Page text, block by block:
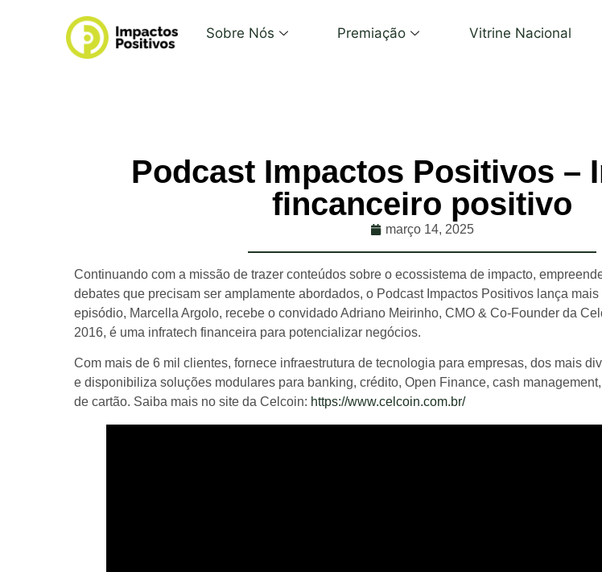
Sobre Nós Premiação Vitrine Nacional
Podcast Impactos Positivos –
fincanceiro positivo
março 14, 2025
Continuando com a missão de trazer conteúdos sobre o ecossistema de impacto,
debates que precisam ser amplamente abordados, o Podcast Impactos Positivos lança
episódio, Marcella Argolo, recebe o convidado Adriano Meirinho, CMO & Co-Founder da
2016, é uma infratech financeira para potencializar negócios.
Com mais de 6 mil clientes, fornece infraestrutura de tecnologia para empresas, dos mais
e disponibiliza soluções modulares para banking, crédito, Open Finance, cash
de cartão. Saiba mais no site da Celcoin: https://www.celcoin.com.br/